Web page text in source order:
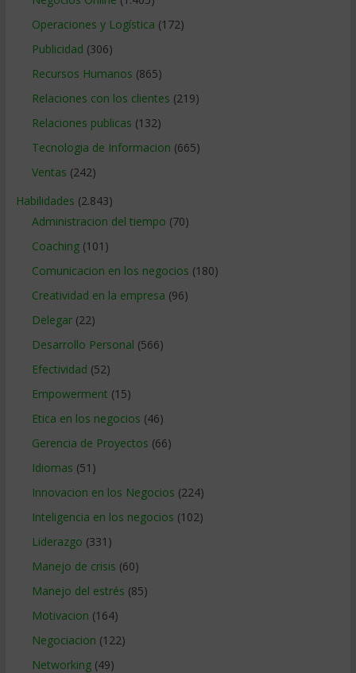
Operaciones y Logística (172)
Publicidad (306)
Recursos Humanos (865)
Relaciones con los clientes (219)
Relaciones publicas (132)
Tecnologia de Informacion (665)
Ventas (242)
Habilidades (2.843)
Administracion del tiempo (70)
Coaching(101)
Comunicacion en los negocios (180)
Creatividad en la empresa (96)
Delegar(22)
Desarrollo Personal (566)
Efectividad (52)
Empowerment (15)
Etica en los negocios (46)
Gerencia de Proyectos (66)
Idiomas (51)
Innovacion en los Negocios (224)
Inteligencia en los negocios (102)
Liderazgo (331)
Manejo de crisis (60)
Manejo del estrés (85)
Motivacion (164)
Negociacion (122)
Networking(49)